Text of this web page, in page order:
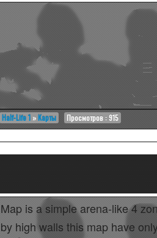
Half-Life 1 »Карты Просмотров : 915
Map is a simple arena-like 4
by high walls this map have